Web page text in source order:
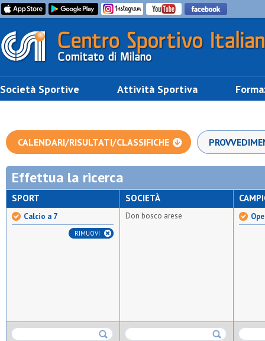
Società Sportive Attività Sportiva
CALENDARI/RISULTATI/CLASSIFICHE
Effettua la ricerca
SPORT
Calcio a 7
RIMUOVI
SOCIETÀ
Don bosco arese